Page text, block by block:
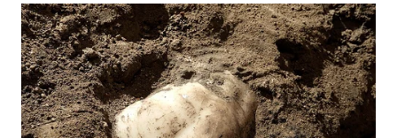
WAHANA
SPORT
WAHANA
UMKM